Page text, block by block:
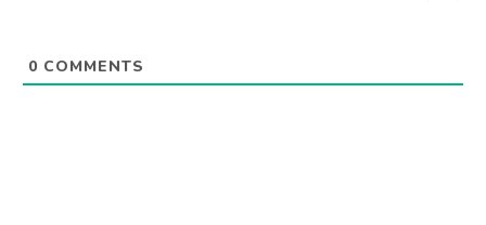
0 COMMENTS
Whatsapp